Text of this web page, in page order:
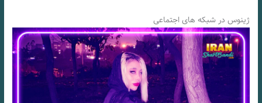
ژینوس در شبکه های اجتماعی